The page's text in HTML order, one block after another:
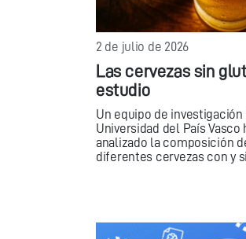
2 de julio de 2026
Las cervezas sin
estudio
Un equipo de investigación
Universidad del País Vasco
analizado la composición
diferentes cervezas con y